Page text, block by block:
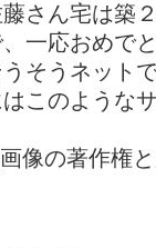
さん宅は築
、一応おめで
うそうネット
はこのような
像の著作権